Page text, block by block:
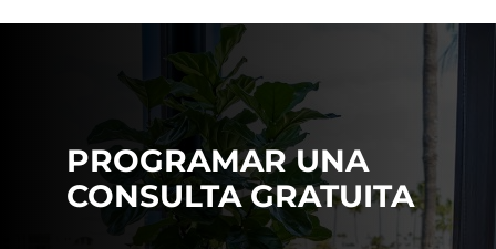
PROGRAMAR UNA
CONSULTA GRATUITA